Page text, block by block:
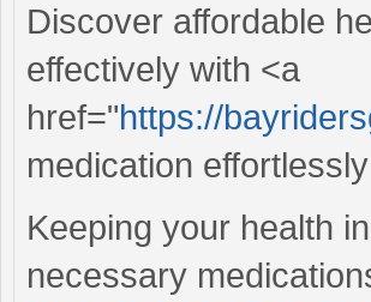
Discover affordable
effectively with <a
href="https://
medication
Keeping your health
necessary